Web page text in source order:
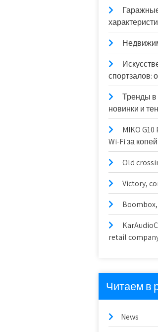
спортзалов:
Тренды в
новинки и
MIKO
Wi-Fi за
Old
Victory,
retail
Читаем в
News